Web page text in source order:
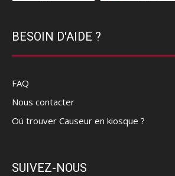
BESOIN D'AIDE ?
FAQ
Nous contacter
Où trouver Causeur en kiosque ?
SUIVEZ-NOUS